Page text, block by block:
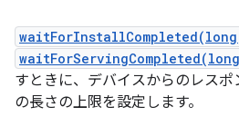
すときに、デバイスからのレス
の長さの上限を設定します。